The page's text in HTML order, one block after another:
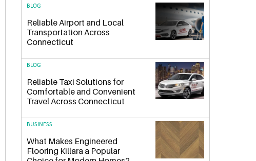
BLOG
Reliable Airport and Local
Transportation Across
Connecticut
BLOG
Reliable Taxi Solutions for
Comfortable and Convenient
Travel Across Connecticut
BUSINESS
What Makes Engineered
Flooring Killara a Popular